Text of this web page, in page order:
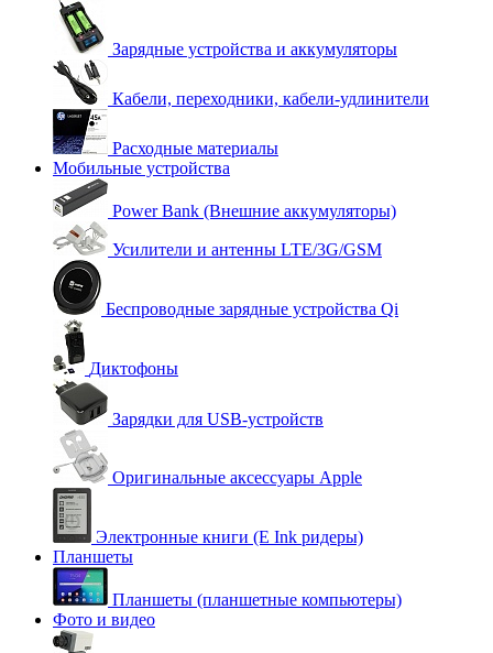
Зарядные устройства и аккумуляторы
Кабели, переходники, кабели-удлинители
Расходные материалы
Мобильные устройства
Power Bank (Внешние аккумуляторы)
Усилители и антенны LTE/3G/GSM
Беспроводные зарядные устройства Qi
Диктофоны
Зарядки для USB-устройств
Оригинальные аксессуары Apple
Электронные книги (E Ink ридеры)
Планшеты
Планшеты (планшетные компьютеры)
Фото и видео